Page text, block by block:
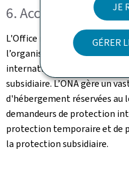
JE
GÉRER
6. Accueil
L'Office national de l’Accueil
l’organisation de l'accueil
internationale, de
subsidiaire. L’ONA gère un
d'hébergement réservées au
demandeurs de protection
protection temporaire et de
la protection subsidiaire.